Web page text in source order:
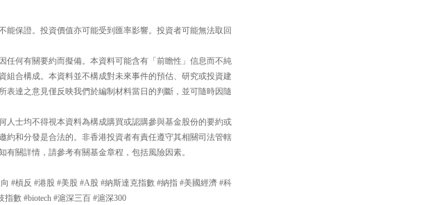
保證。投資價值亦可能受到匯率影響。投資者可能無法取回
任何有關要約而擬備。本資料可能含有「前瞻性」信息而不純
合構成。本資料並不構成對未來事件的預估、研究或投資建
達之意見僅反映我們於編制材料當日的判斷，並可隨時因隨
人士均不得視本資料為構成購買或認購參與基金股份的要約或
約和分發是合法的。非香港投資者有責任遵守其相關司法管轄
關詳情，請參考有關基金章程，包括風險因素。
#槓反 #港股 #美股 #A股 #納斯達克指數 #納指 #美國經濟 #科
數 #biotech #滬深三百 #滬深300